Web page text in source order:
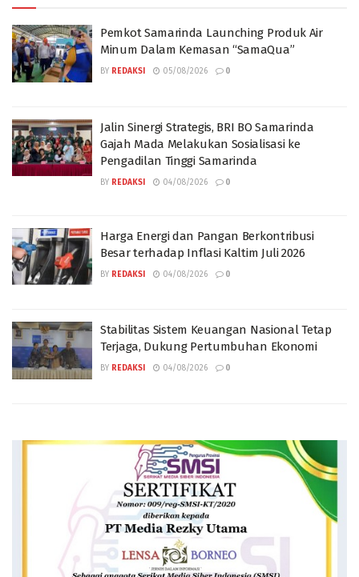
Pemkot Samarinda Launching Produk Air
Minum Dalam Kemasan “SamaQua”
BY REDAKSI 05/08/2026 0
Jalin Sinergi Strategis, BRI BO Samarinda
Gajah Mada Melakukan Sosialisasi ke
Pengadilan Tinggi Samarinda
BY REDAKSI 04/08/2026 0
Harga Energi dan Pangan Berkontribusi
Besar terhadap Inflasi Kaltim Juli 2026
BY REDAKSI 04/08/2026 0
Stabilitas Sistem Keuangan Nasional Tetap
Terjaga, Dukung Pertumbuhan Ekonomi
BY REDAKSI 04/08/2026 0